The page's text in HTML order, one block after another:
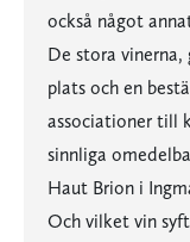
också något
De stora
plats och en
associationer till
sinnliga
Haut Brion i
Och vilket vin